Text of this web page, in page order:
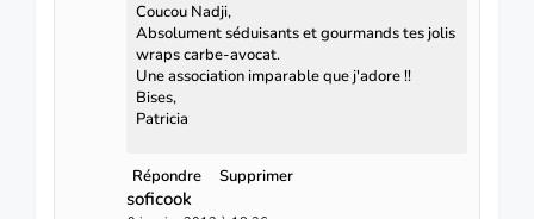
Coucou Nadji,
Absolument séduisants et gourmands tes jolis
wraps carbe-avocat.
Une association imparable que j'adore !!
Bises,
Patricia
Répondre Supprimer
soficook